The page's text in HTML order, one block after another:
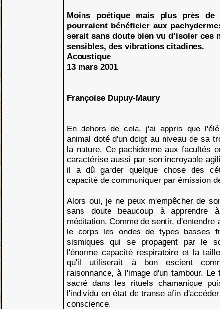
Moins poétique mais plus près de
pourraient bénéficier aux
serait sans doute bien vu d’isoler ces
sensibles, des vibrations citadines.
Acoustique
13 mars 2001
Françoise Dupuy-Maury
En dehors de cela, j'ai appris que
animal doté d'un doigt au niveau de sa
la nature. Ce pachiderme aux facultés
caractérise aussi par son incroyable
il a dû garder quelque chose des
capacité de communiquer par émission
Alors oui, je ne peux m'empêcher de
sans doute beaucoup à apprendre
méditation. Comme de sentir,
le corps les ondes de types basses
sismiques qui se propagent par le
l'énorme capacité respiratoire et la
qu'il utiliserait à bon escient
raisonnance, à l'image d'un tambour.
sacré dans les rituels chamanique
l'individu en état de transe afin
conscience.